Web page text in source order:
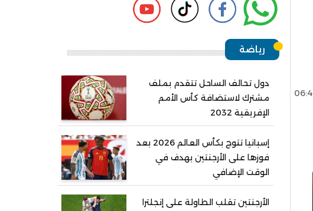
رياضة
دول تحالف الساحل تتقدم بملف
مشترك لاستضافة كأس الأمم
الإفريقية 2032
إسبانيا تتوج بكأس العالم 2026 بعد
فوزها على الأرجنتين بهدف في
الوقت الإضافي
الأرجنتين تقلب الطاولة على إنجلترا